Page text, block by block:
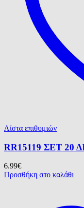
Λίστα επιθυμιών
RR15119 ΣΕΤ
6.99€
Προσθήκη στο καλάθι